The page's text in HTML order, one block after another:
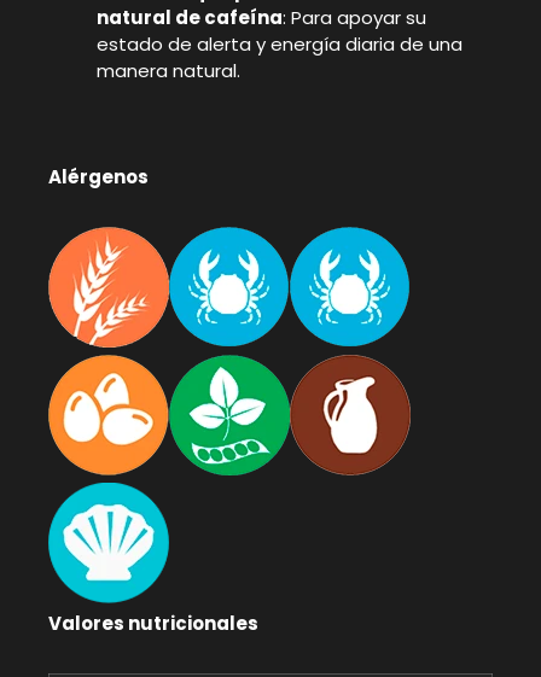
natural de cafeína: Para apoyar su
estado de alerta y energía diaria de una
manera natural.
Alérgenos
Valores nutricionales